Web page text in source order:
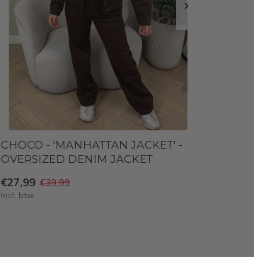
CHOCO - 'MANHATTAN JACKET' -
OVERSIZED DENIM JACKET
€27,99 €39,99
Incl. btw